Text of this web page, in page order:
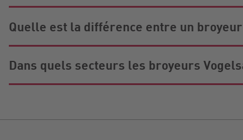
Quelle est la différence entre un
Dans quels secteurs les broyeurs